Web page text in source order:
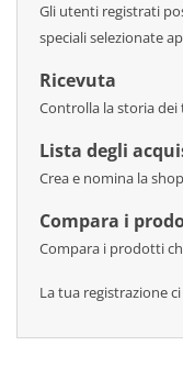
Gli utenti registrati
speciali selezionate
Ricevuta
Controlla la storia
Lista degli
Crea e nomina la
Compara i
Compara i prodotti
La tua registrazione